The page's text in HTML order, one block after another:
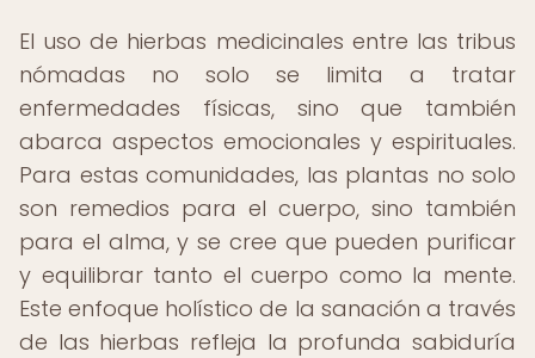
El uso de hierbas medicinales entre las tribus
nómadas no solo se limita a tratar
enfermedades físicas, sino que también
abarca aspectos emocionales y espirituales.
Para estas comunidades, las plantas no solo
son remedios para el cuerpo, sino también
para el alma, y se cree que pueden purificar
y equilibrar tanto el cuerpo como la mente.
Este enfoque holístico de la sanación a través
de las hierbas refleja la profunda sabiduría